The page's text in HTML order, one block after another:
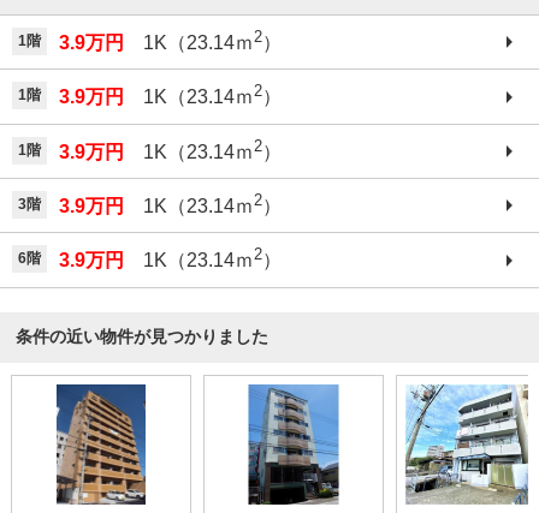
1階 3.9万円 1K（23.14ｍ2）
1階 3.9万円 1K（23.14ｍ2）
1階 3.9万円 1K（23.14ｍ 2）
3階 3.9万円 1K（23.14ｍ2）
6階 3.9万円 1K（23.14ｍ2）
条件の近い物件が見つかりました